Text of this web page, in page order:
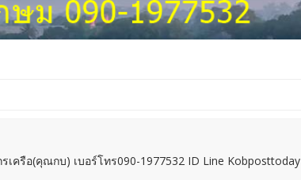
ครือ(คุณกบ) เบอร์โทร090-1977532 ID Line Kobposttoday